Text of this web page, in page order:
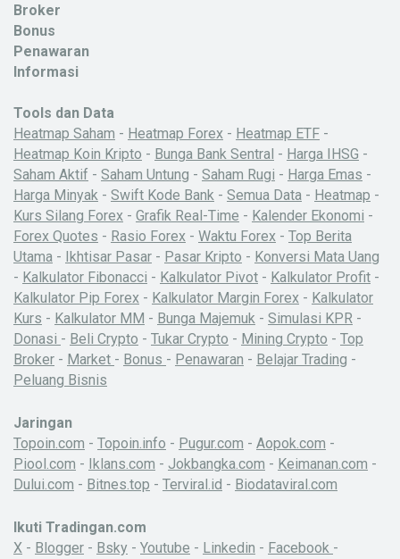
Broker
Bonus
Penawaran
Informasi
Tools dan Data
Heatmap Saham - Heatmap Forex - Heatmap ETF -
Heatmap Koin Kripto - Bunga Bank Sentral - Harga IHSG -
Saham Aktif - Saham Untung - Saham Rugi - Harga Emas -
Harga Minyak - Swift Kode Bank - Semua Data - Heatmap -
Kurs Silang Forex - Grafik Real-Time - Kalender Ekonomi -
Forex Quotes - Rasio Forex - Waktu Forex - Top Berita
Utama - Ikhtisar Pasar - Pasar Kripto - Konversi Mata Uang
- Kalkulator Fibonacci - Kalkulator Pivot - Kalkulator Profit -
Kalkulator Pip Forex - Kalkulator Margin Forex - Kalkulator
Kurs - Kalkulator MM - Bunga Majemuk - Simulasi KPR -
Donasi - Beli Crypto - Tukar Crypto - Mining Crypto - Top
Broker - Market - Bonus - Penawaran - Belajar Trading -
Peluang Bisnis
Jaringan
Topoin.com - Topoin.info - Pugur.com - Aopok.com -
Piool.com - Iklans.com - Jokbangka.com - Keimanan.com -
Dului.com - Bitnes.top - Terviral.id - Biodataviral.com
Ikuti Tradingan.com
X - Blogger - Bsky - Youtube - Linkedin - Facebook -